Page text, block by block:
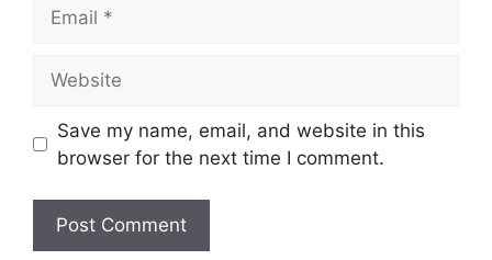
Save my name, email, and website in this
browser for the next time I comment.